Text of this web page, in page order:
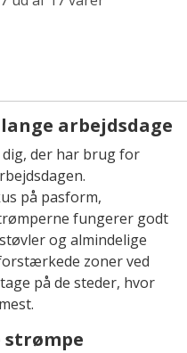
arbejdsdage
der har brug for
på pasform,
fungerer godt
og almindelige
zoner ved
på de steder, hvor